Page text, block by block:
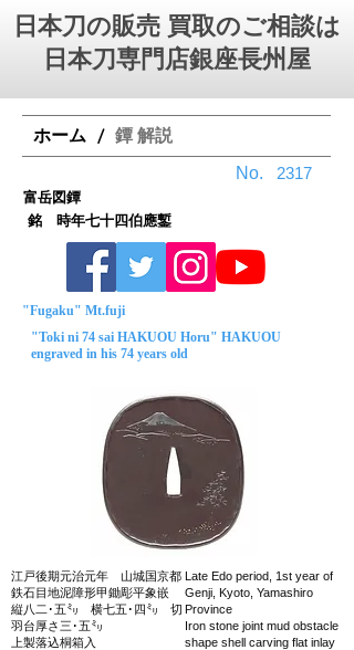
日本刀の販売 買取のご相談は
日本刀専門店銀座⻑州屋
ホーム / 鐔 解説
No.
銘 時年七十四伯應鏨
"Fugaku" Mt.fuji
"Toki ni 74 sai HAKUOU Horu" HAKUOU
engraved in his 74 years old
江戸後期元治元年 山城国京都
鉄石目地泥障形甲鋤彫平象嵌
縦八二･五㍉ 横七五･四㍉ 切
羽台厚さ三･五㍉
上製落込桐箱入
Late Edo period, 1st year of
Genji, Kyoto, Yamashiro
Province
Iron stone joint mud obstacle
shape shell carving flat inlay
富岳図鐔
2317